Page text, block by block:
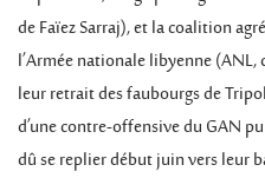
de Faïez Sarraj), et la coalition
l’Armée nationale libyenne
leur retrait des faubourgs de
d’une contre-offensive du GAN
dû se replier début juin vers leur